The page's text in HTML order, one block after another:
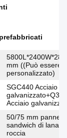
mm ((Può essere
personalizzato)
SGC440 Acciaio
Acciaio
50/75 mm pannello
sandwich di lana di
roccia